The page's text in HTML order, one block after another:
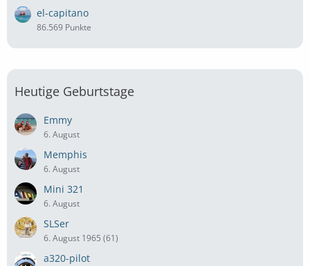
el-capitano
86.569 Punkte
Heutige Geburtstage
Emmy
6. August
Memphis
6. August
Mini 321
6. August
SLSer
6. August 1965 (61)
a320-pilot